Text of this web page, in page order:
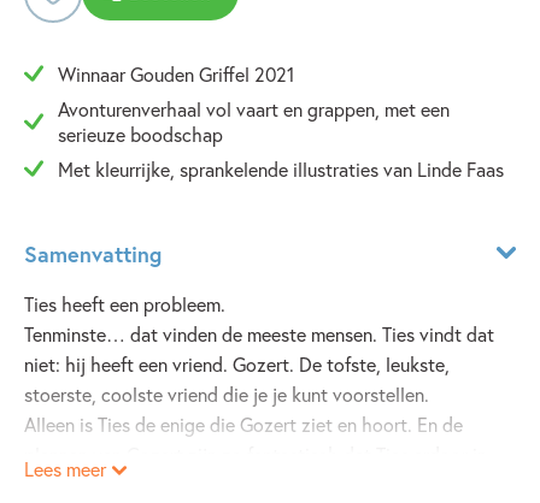
Winnaar Gouden Griffel 2021
Avonturenverhaal vol vaart en grappen, met een
serieuze boodschap
Met kleurrijke, sprankelende illustraties van Linde Faas
Samenvatting
Ties heeft een probleem.
Tenminste… dat vinden de meeste mensen. Ties vindt dat
niet: hij heeft een vriend. Gozert. De tofste, leukste,
stoerste, coolste vriend die je je kunt voorstellen.
Alleen is Ties de enige die Gozert ziet en hoort. En de
moeilijkheden komt…
Lees meer